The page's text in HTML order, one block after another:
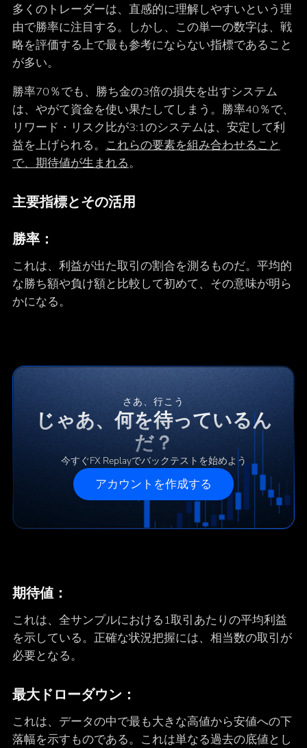
多くのトレーダーは、直感的に理解しやすいという理
由で勝率に注目する。しかし、この単一の数字は、戦
略を評価する上で最も参考にならない指標であること
が多い。
勝率70％でも、勝ち金の3倍の損失を出すシステム
は、やがて資金を使い果たしてしまう。勝率40％で、
リワード・リスク比が3:1のシステムは、安定して利
益を上げられる。 これらの要素を組み合わせること
で、期待値が生まれる。
主要指標とその活用
勝率：
これは、利益が出た取引の割合を測るものだ。平均的
な勝ち額や負け額と比較して初めて、その意味が明ら
かになる。
さあ、行こう
じゃあ、何を待っているん
だ？
今すぐFX Replayでバックテストを始めよう
アカウントを作成する
期待値：
これは、全サンプルにおける1取引あたりの平均利益
を示している。正確な状況把握には、相当数の取引が
必要となる。
最大ドローダウン：
これは、データの中で最も大きな高値から安値への下
落幅を示すものである。これは単なる過去の底値とし